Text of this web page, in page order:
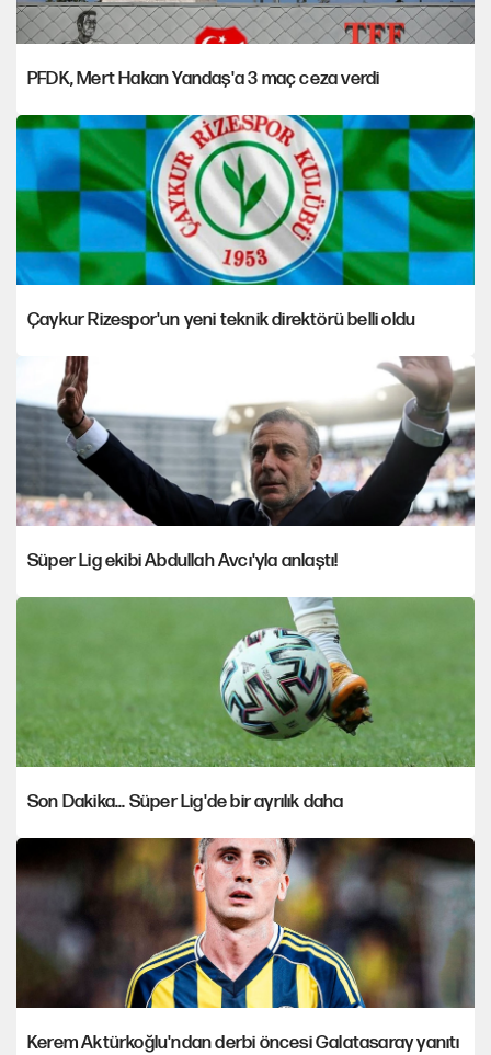
PFDK, Mert Hakan Yandaş'a 3 maç ceza verdi
Çaykur Rizespor'un yeni teknik direktörü belli oldu
Süper Lig ekibi Abdullah Avcı'yla anlaştı!
Son Dakika... Süper Lig'de bir ayrılık daha
Kerem Aktürkoğlu'ndan derbi öncesi Galatasaray yanıtı